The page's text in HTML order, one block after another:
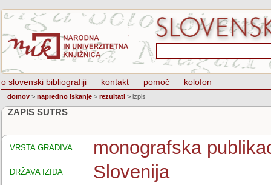
o slovenski bibliografiji kontakt pomoč kolofon
domov > napredno iskanje > rezultati > izpis
ZAPIS SUTRS
VRSTA GRADIVA monografska
DRŽAVA IZIDA Slovenija